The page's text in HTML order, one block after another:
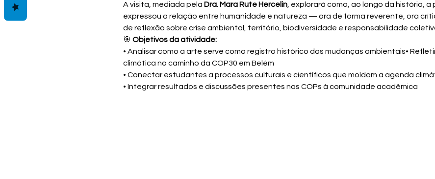
A visita, mediada pela Dra. Mara Rute Hercelin, explorará como, ao longo da história,
expressou a relação entre humanidade e natureza — ora de forma reverente, ora
de reflexão sobre crise ambiental, território, biodiversidade e responsabilidade
🎯 Objetivos da atividade:
• Analisar como a arte serve como registro histórico das mudanças ambientais•
climática no caminho da COP30 em Belém
• Conectar estudantes a processos culturais e científicos que moldam a agenda
• Integrar resultados e discussões presentes nas COPs à comunidade acadêmica